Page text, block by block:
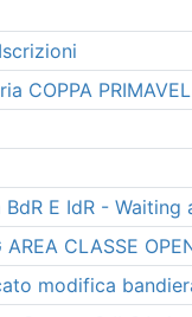
E IdR - Waiting
CLASSE
modifica